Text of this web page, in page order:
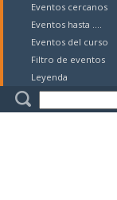
Eventos cercanos
Eventos hasta ....
Eventos del curso
Filtro de eventos
Leyenda